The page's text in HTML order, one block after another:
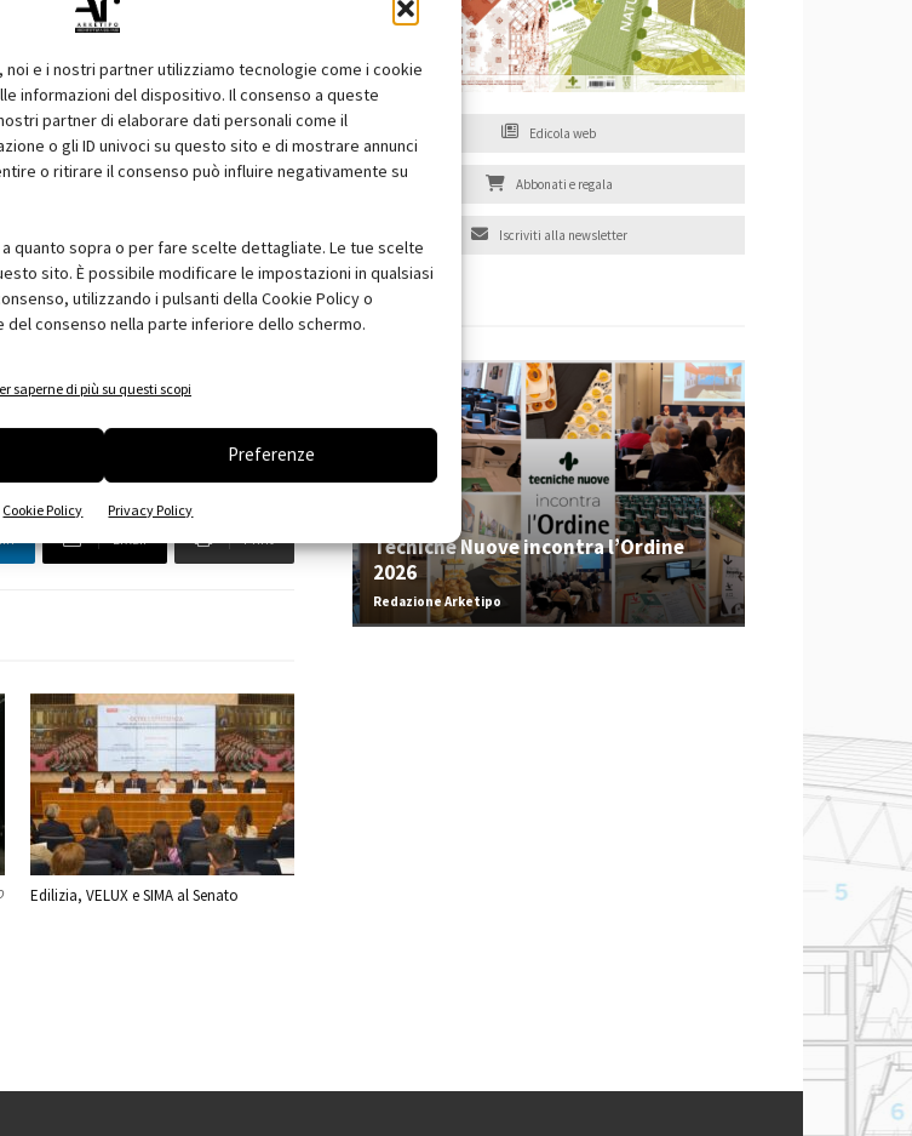
e i nostri partner utilizziamo tecnologie come i cookie
informazioni del dispositivo. Il consenso a queste
partner di elaborare dati personali come il
o gli ID univoci su questo sito e di mostrare annunci
o ritirare il consenso può influire negativamente su
quanto sopra o per fare scelte dettagliate. Le tue scelte
sito. È possibile modificare le impostazioni in qualsiasi
utilizzando i pulsanti della Cookie Policy o
del consenso nella parte inferiore dello schermo.
saperne di più su questi scopi
Preferenze
Cookie Policy Privacy Policy
incontro che si terrà l'8 Aprile
Email Print
Edilizia, VELUX e SIMA al Senato
Edicola web
Abbonati e regala
Iscriviti alla newsletter
Tecniche Nuove incontra l’Ordine
2026
Redazione Arketipo